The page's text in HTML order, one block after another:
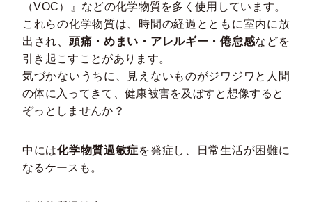
（VOC）』などの化学物質を多く使用しています。
これらの化学物質は、時間の経過とともに室内に放
出され、 頭痛・めまい・アレルギー・倦怠感などを
引き起こすことがあります。
気づかないうちに、見えないものがジワジワと人間
の体に入ってきて、健康被害を及ぼすと想像すると
ぞっとしませんか？
中には化学物質過敏症を発症し、日常生活が困難に
なるケースも。